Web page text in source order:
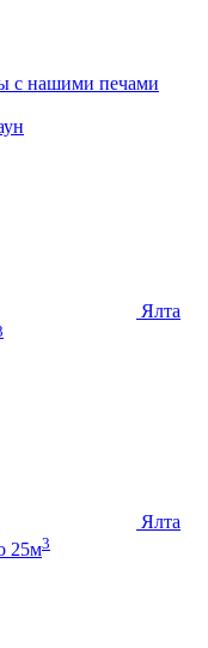
с нашими печами
Ялта
Ялта
25м3